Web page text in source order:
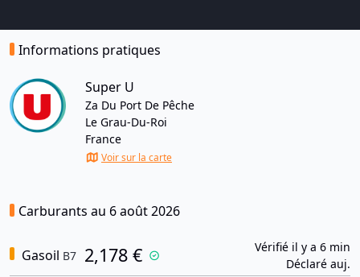
Informations pratiques
Super U
Za Du Port De Pêche
Le Grau-Du-Roi
France
Voir sur la carte
Carburants au 6 août 2026
Gasoil B7 2,178 €
Vérifié il y a 6 min
Déclaré auj.